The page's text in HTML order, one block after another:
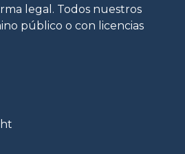
legal. Todos nuestros
público o con licencias